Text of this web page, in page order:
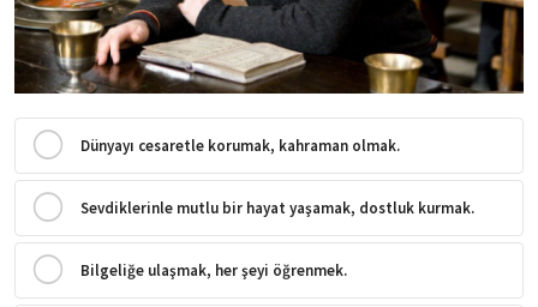
Dünyayı cesaretle korumak, kahraman olmak.
Sevdiklerinle mutlu bir hayat yaşamak, dostluk kurmak.
Bilgeliğe ulaşmak, her şeyi öğrenmek.